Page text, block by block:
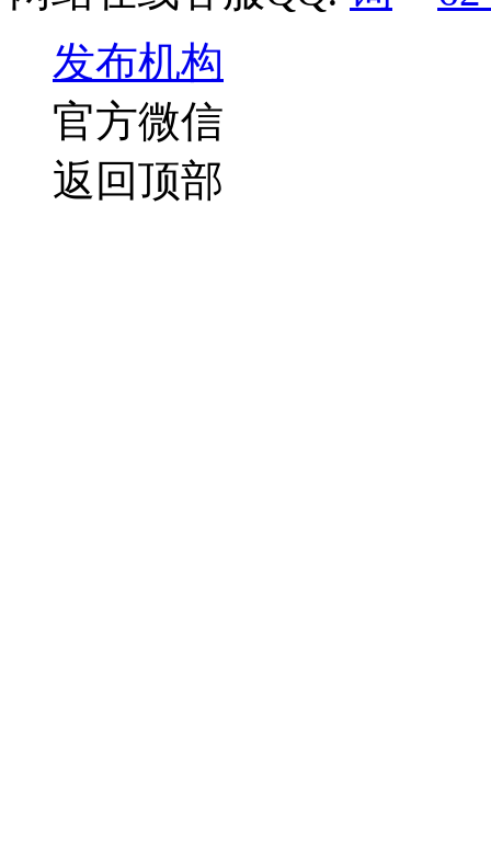
发布机构
官方微信
返回顶部